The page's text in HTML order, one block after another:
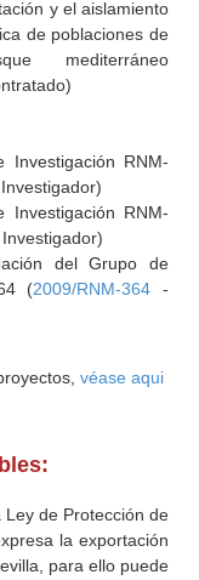
y el aislamiento
de poblaciones de
mediterráneo
Investigación RNM-
Investigación RNM-
del Grupo de
(2009/RNM-364 -
véase aqui
Ley de Protección de
la exportación
para ello puede